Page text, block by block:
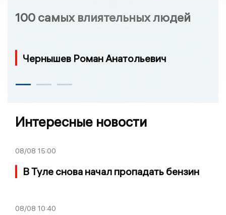
100 самых влиятельных людей
Чернышев Роман Анатольевич
Интересные новости
08/08 15:00
В Туле снова начал пропадать бензин
08/08 10:40